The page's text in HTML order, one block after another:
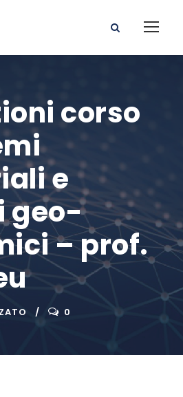
corso
e
geo-
– prof.
0